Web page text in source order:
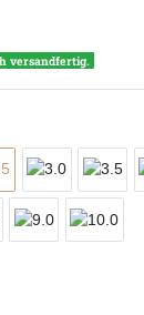
versandfertig.